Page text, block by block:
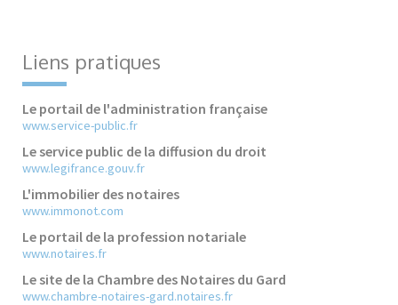
Liens pratiques
Le portail de l'administration française
www.service-public.fr
Le service public de la diffusion du droit
www.legifrance.gouv.fr
L'immobilier des notaires
www.immonot.com
Le portail de la profession notariale
www.notaires.fr
Le site de la Chambre des Notaires du Gard
www.chambre-notaires-gard.notaires.fr